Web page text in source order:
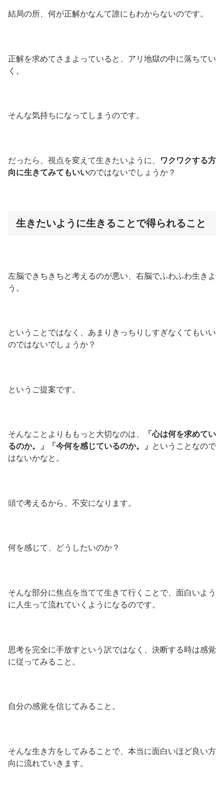
結局の所、何が正解かなんて誰にもわからないのです。
正解を求めてさまよっていると、アリ地獄の中に落ちてい
く。
そんな気持ちになってしまうのです。
だったら、視点を変えて生きたいように、
ワクワクする方
向に生きてみてもいいのではないでしょうか？
生きたいように生きることで得られること
左脳できちきちと考えるのが悪い、右脳でふわふわ生きよ
う。
ということではなく、あまりきっちりしすぎなくてもいい
のではないでしょうか？
というご提案です。
そんなことよりももっと大切なのは、
「心は何を求めてい
るのか。」「今何を感じているのか。」
ということなので
はないかなと。
頭で考えるから、不安になります。
何を感じて、どうしたいのか？
そんな部分に焦点を当てて生きて行くことで、面白いよう
に人生って流れていくようになるのです。
思考を完全に手放すという訳ではなく、決断する時は感覚
に従ってみること。
自分の感覚を信じてみること。
そんな生き方をしてみることで、本当に面白いほど良い方
向に流れていきます。